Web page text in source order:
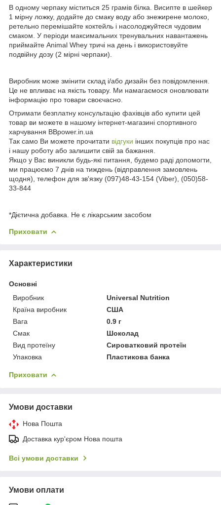
В одному черпаку міститься 25 грамів білка. Висипте в шейкер
1 мірну ложку, додайте до смаку воду або знежирене молоко,
ретельно перемішайте коктейль і насолоджуйтеся чудовим
смаком. У періоди максимальних тренувальних навантажень
приймайте Animal Whey тричі на день і використовуйте
подвійну дозу (2 мірні черпаки).
Виробник може змінити склад і/або дизайн без повідомлення.
Це не впливає на якість товару. Ми намагаємося оновлювати
інформацію про товари своєчасно.
Отримати безплатну консультацію фахівців або купити цей
товар ви можете в нашому інтернет-магазині спортивного
харчування BBpower.in.ua
Так само Ви можете прочитати відгуки інших покупців про нас
і нашу роботу або залишити свій за бажання.
Якщо у Вас виникли будь-які питання, будемо раді допомогти,
ми працюємо 7 днів на тиждень (відправлення замовлень
щодня), телефон для зв'язку (097)48-43-154 (Viber), (050)58-
33-844
*Дієтична добавка. Не є лікарським засобом
Приховати
Характеристики
Основні
Виробник
Universal Nutrition
Країна виробник
США
Вага
0.9 г
Смак
Шоколад
Вид протеїну
Сироватковий протеїн
Упаковка
Пластикова банка
Приховати
Умови доставки
Нова Пошта
Доставка кур'єром Нова пошта
Всі умови доставки
Умови оплати